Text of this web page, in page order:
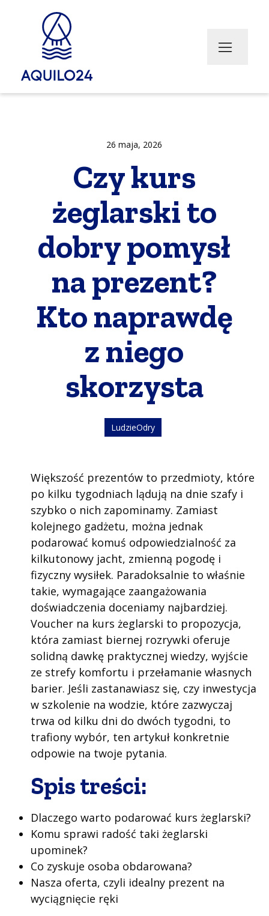
26 maja, 2026
Czy kurs
żeglarski to
dobry pomysł
na prezent?
Kto naprawdę
z niego
skorzysta
LudzieOdry
Większość prezentów to przedmioty, które
po kilku tygodniach lądują na dnie szafy i
szybko o nich zapominamy. Zamiast
kolejnego gadżetu, można jednak
podarować komuś odpowiedzialność za
kilkutonowy jacht, zmienną pogodę i
fizyczny wysiłek. Paradoksalnie to właśnie
takie, wymagające zaangażowania
doświadczenia doceniamy najbardziej.
Voucher na kurs żeglarski to propozycja,
która zamiast biernej rozrywki oferuje
solidną dawkę praktycznej wiedzy, wyjście
ze strefy komfortu i przełamanie własnych
barier. Jeśli zastanawiasz się, czy inwestycja
w szkolenie na wodzie, które zazwyczaj
trwa od kilku dni do dwóch tygodni, to
trafiony wybór, ten artykuł konkretnie
odpowie na twoje pytania.
Spis treści:
Dlaczego warto podarować kurs żeglarski?
Komu sprawi radość taki żeglarski
upominek?
Co zyskuje osoba obdarowana?
Nasza oferta, czyli idealny prezent na
wyciągnięcie ręki